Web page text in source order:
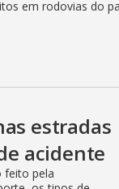
em rodovias do
estradas
acidente
feito pela